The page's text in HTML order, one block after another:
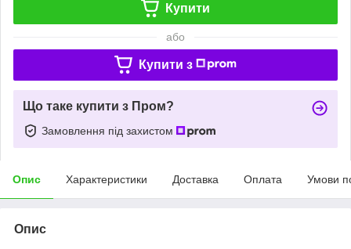
Купити
або
Купити з
Що таке купити з Пром?
Замовлення під захистом
Опис Характеристики Доставка Оплата Умови
Опис